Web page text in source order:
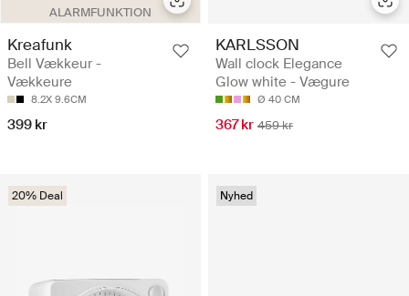
ALARMFUNKTION
Kreafunk
Bell Vækkeur -
Vækkeure
8.2X 9.6CM
399 kr
KARLSSON
Wall clock Elegance
Glow white - Vægure
Ø 40 CM
367 kr 459 kr
20% Deal Nyhed